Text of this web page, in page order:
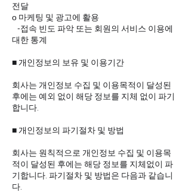
전달
ο 마케팅 및 광고에 활용
-접속 빈도 파악 또는 회원의 서비스 이용에
대한 통계
■ 개인정보의 보유 및 이용기간
회사는 개인정보 수집 및 이용목적이 달성된
후에는 예외 없이 해당 정보를 지체 없이 파기
합니다.
■ 개인정보의 파기절차 및 방법
회사는 원칙적으로 개인정보 수집 및 이용목
적이 달성된 후에는 해당 정보를 지체없이 파
기합니다. 파기절차 및 방법은 다음과 같습니
다.